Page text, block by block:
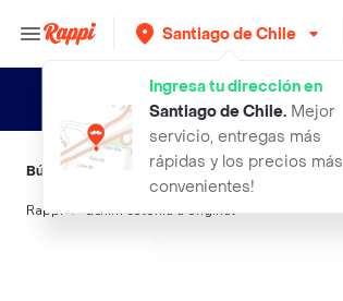
Santiago de Chile
Ingresa tu dirección en
Santiago de Chile. Mejor
servicio, entregas más
rápidas y los precios más
convenientes!
Búsquedas relacionadas:Fragancias ,Denim , Pino
Rappi denim colonia a original